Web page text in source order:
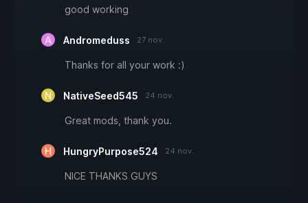
good working
Andromeduss 27 nov.
Thanks for all your work :)
NativeSeed545 24 nov.
Great mods, thank you.
HungryPurpose524 24 nov.
NICE THANKS GUYS